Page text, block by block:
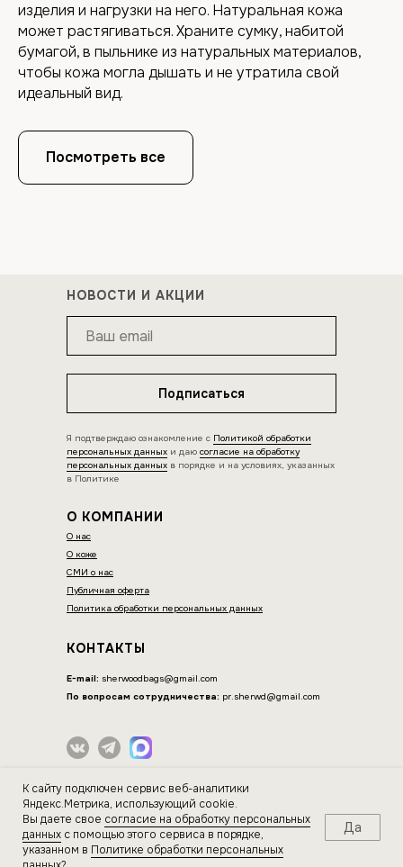
изделия и нагрузки на него. Натуральная кожа
может растягиваться. Храните сумку, набитой
бумагой, в пыльнике из натуральных материалов,
чтобы кожа могла дышать и не утратила свой
идеальный вид.
Посмотреть все
ДОСТАВКА И ОПЛАТА
КОНТАКТЫ
E-mail: sherwoodbags@gmail.com
По вопросам сотрудничества: pr.sherwd@gmail.com
Подписаться
Я подтверждаю ознакомление с Политикой обработки
персональных данных и даю согласие на обработку
персональных данных в порядке и на условиях, указанных
в Политике
НОВОСТИ И АКЦИИ
О КОМПАНИИ
О нас
О коже
СМИ о нас
Публичная оферта
Политика обработки персональных данных
ИНН 564604077044
К сайту подключен сервис веб-аналитики
Яндекс.Метрика, использующий cookie.
Вы даете свое согласие на обработку персональных
данных с помощью этого сервиса в порядке,
указанном в Политике обработки персональных
Да